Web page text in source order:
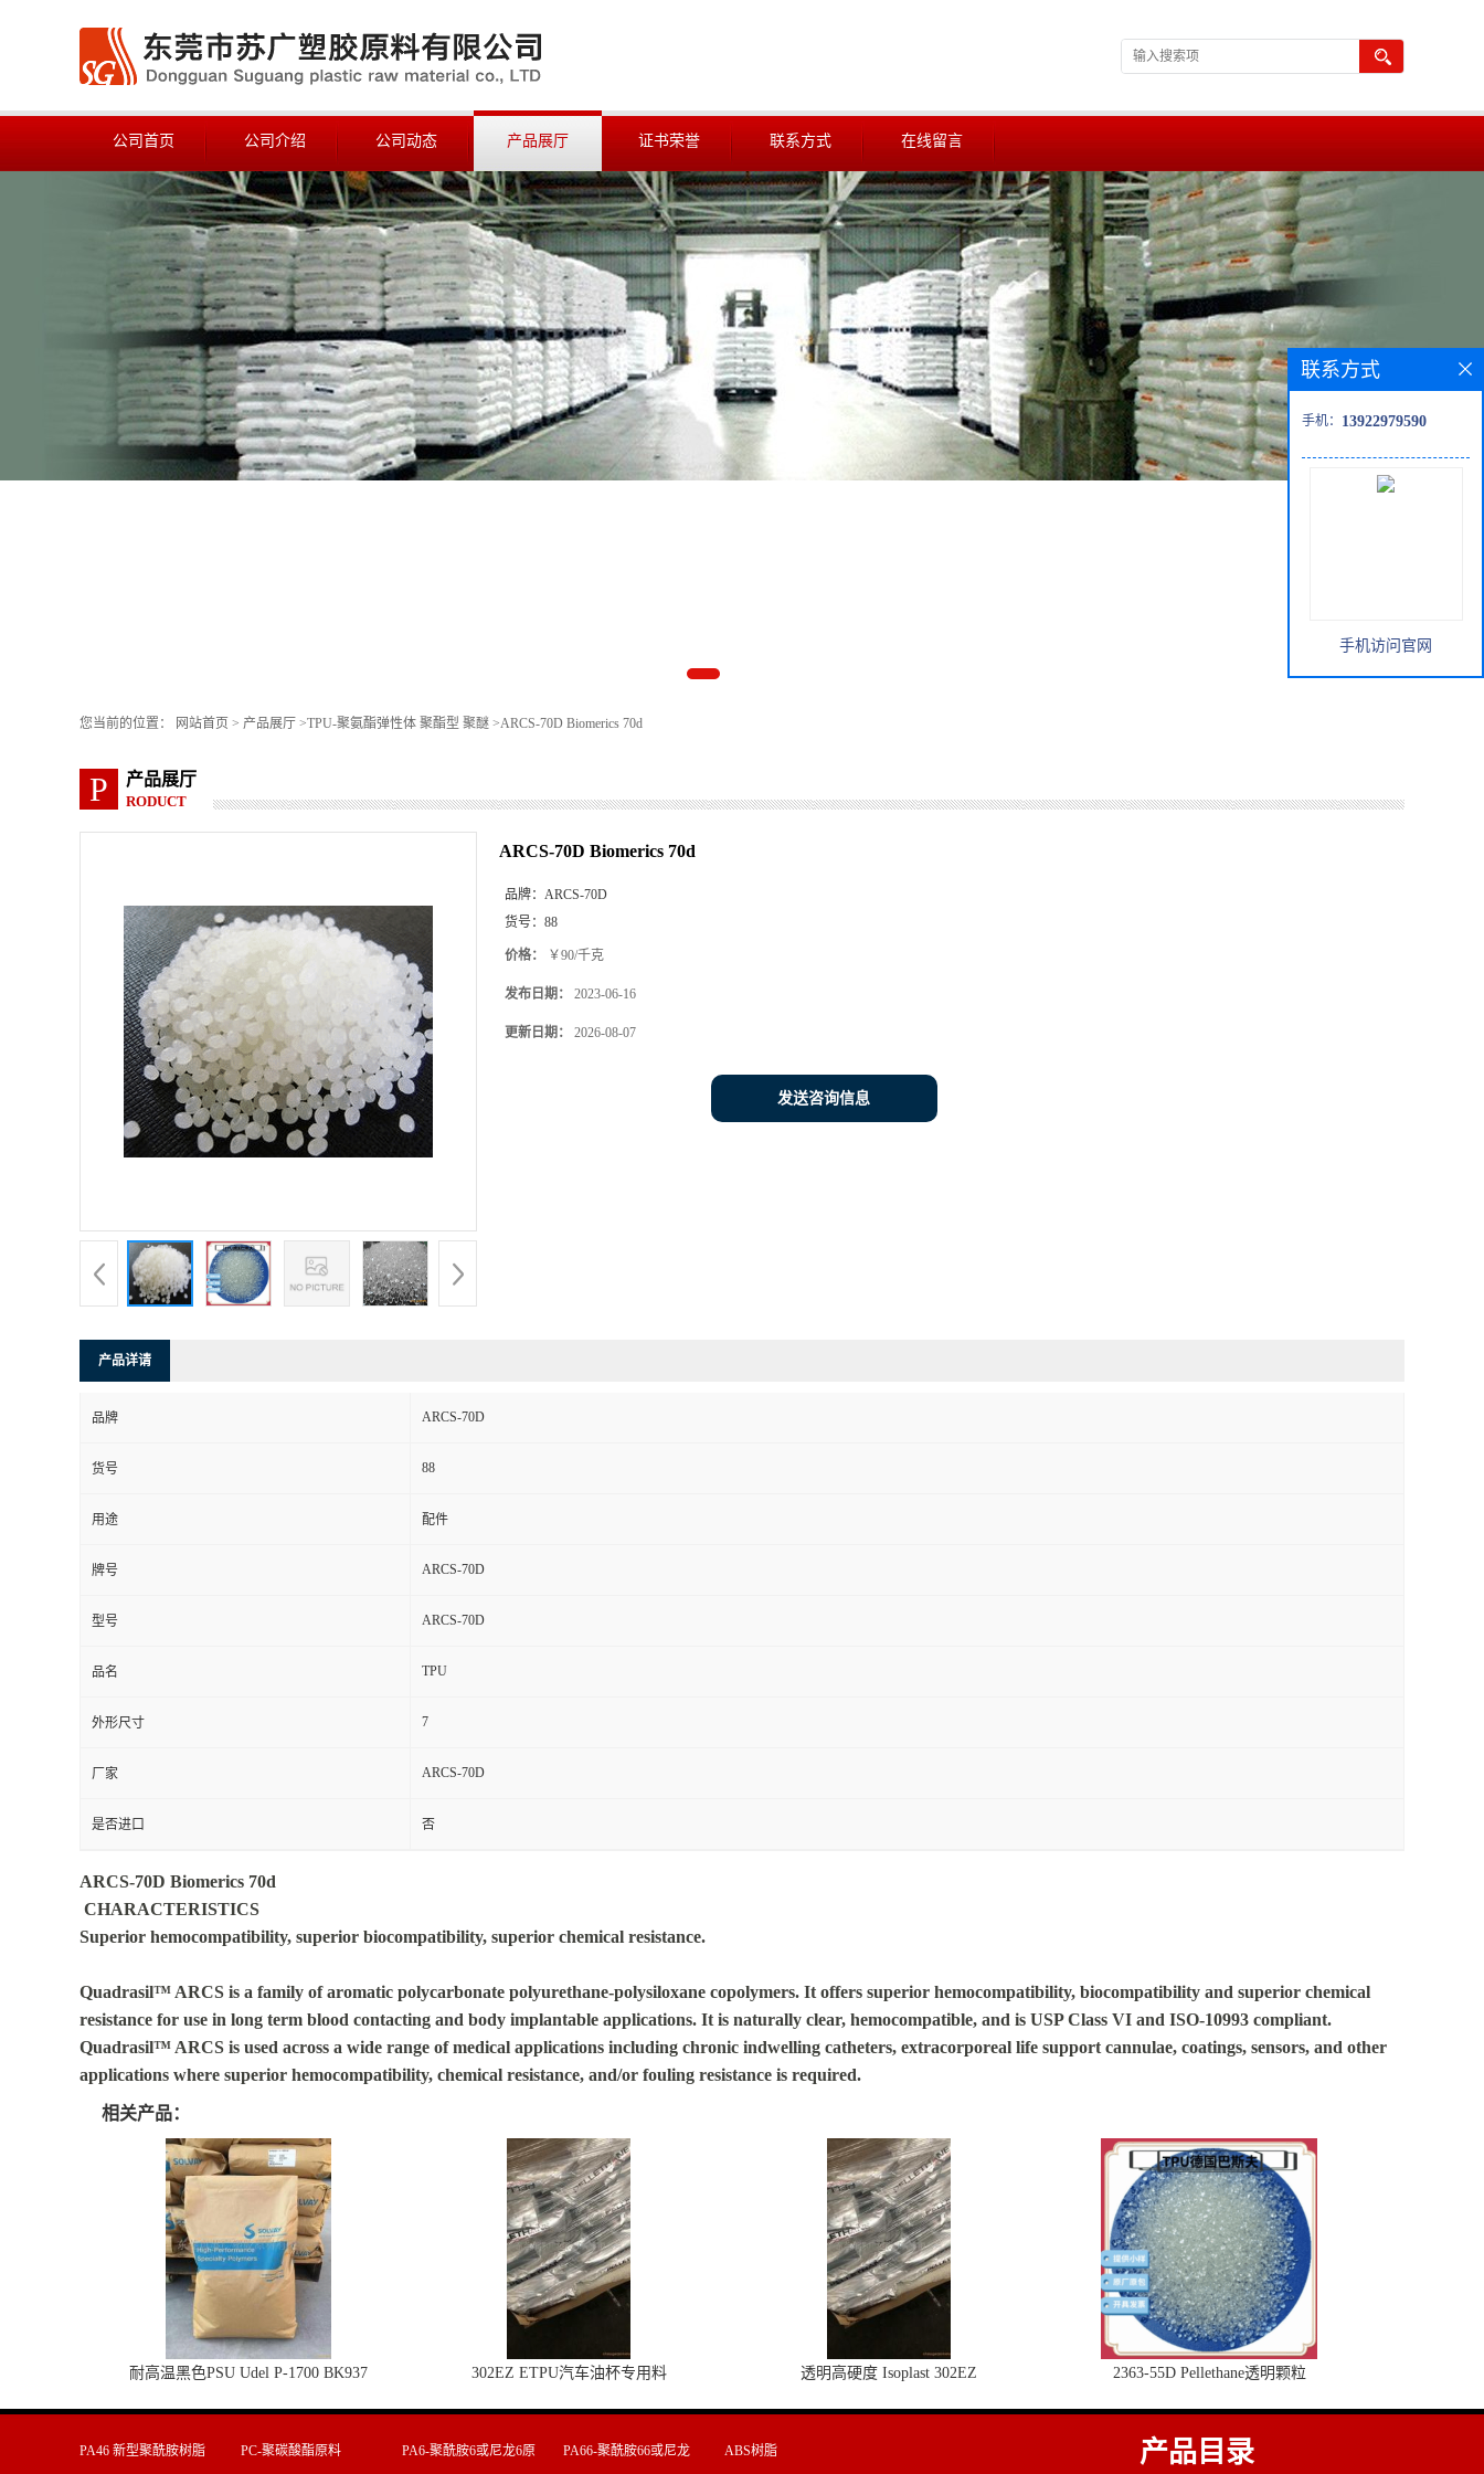
公司首页 公司介绍 公司动态 产品展厅 证书荣誉 联系方式 在线留言
您当前的位置： 网站首页 > 产品展厅 >TPU-聚氨酯弹性体 聚酯型 聚醚 >ARCS-70D Biomerics 70d
P 产品展厅
RODUCT
ARCS-70D Biomerics 70d
品牌： ARCS-70D
货号： 88
价格： ￥90/千克
发布日期： 2023-06-16
更新日期： 2026-08-07
发送咨询信息
产品详请
品牌 ARCS-70D
货号 88
用途 配件
牌号 ARCS-70D
型号 ARCS-70D
品名 TPU
外形尺寸 7
厂家 ARCS-70D
是否进口 否
ARCS-70D Biomerics 70d
CHARACTERISTICS
Superior hemocompatibility, superior biocompatibility, superior chemical resistance.
Quadrasil™ ARCS is a family of aromatic polycarbonate polyurethane-polysiloxane copolymers. It offers superior hemocompatibility, biocompatibility and superior chemical
resistance for use in long term blood contacting and body implantable applications. It is naturally clear, hemocompatible, and is USP Class VI and ISO-10993 compliant.
Quadrasil™ ARCS is used across a wide range of medical applications including chronic indwelling catheters, extracorporeal life support cannulae, coatings, sensors, and other
applications where superior hemocompatibility, chemical resistance, and/or fouling resistance is required.
相关产品：
耐高温黑色PSU Udel P-1700 BK937 302EZ ETPU汽车油杯专用料 透明高硬度 Isoplast 302EZ 2363-55D Pellethane透明颗粒
联系方式
手机： 13922979590
手机访问官网
PA46 新型聚酰胺树脂 PC-聚碳酸酯原料
PA6-聚酰胺6或尼龙6原
PA66-聚酰胺66或尼龙
ABS树脂 产品目录